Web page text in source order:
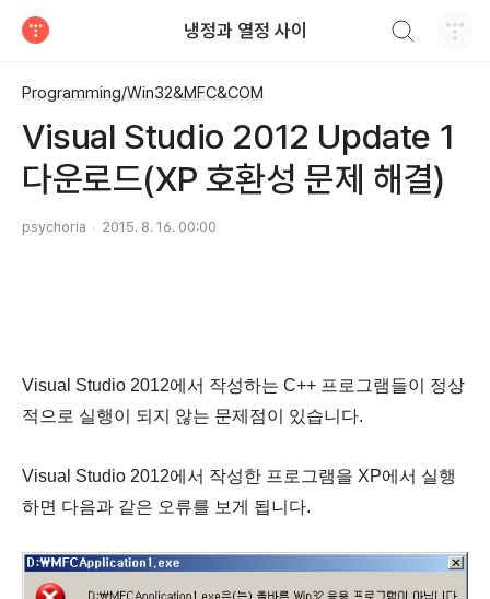
냉정과 열정 사이
Programming/Win32&MFC&COM
Visual Studio 2012 Update 1
다운로드(XP 호환성 문제 해결)
psychoria 2015. 8. 16. 00:00
Visual Studio 2012에서 작성하는 C++ 프로그램들이 정상
적으로 실행이 되지 않는 문제점이 있습니다.
Visual Studio 2012에서 작성한 프로그램을 XP에서 실행
하면 다음과 같은 오류를 보게 됩니다.